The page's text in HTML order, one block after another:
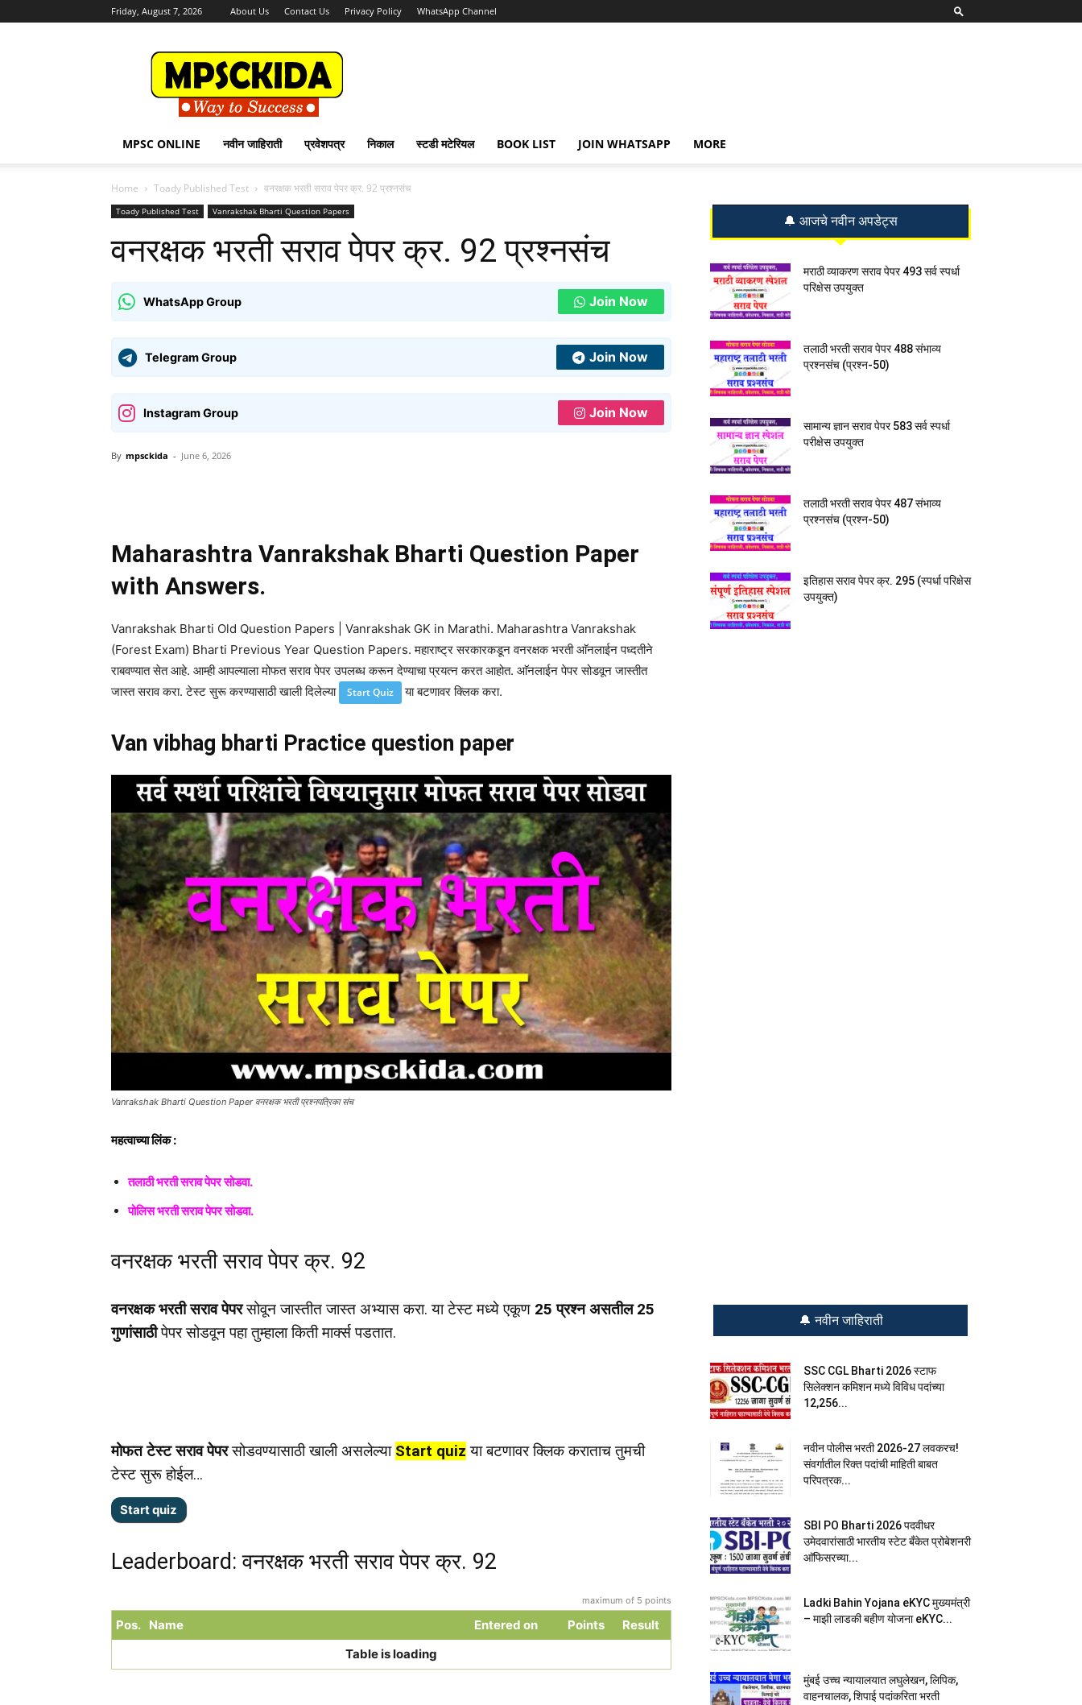
Friday, August 7, 2026 About Us Contact Us Privacy Policy WhatsApp Channel
MPSCKida.com
सर्व
नवीन
जाहिराती
Letest
Jobs
MPSC ONLINE नवीन जाहिराती प्रवेशपत्र निकाल स्टडी मटेरियल BOOK LIST JOIN WHATSAPP MORE
Home Toady Published Test वनरक्षक भरती सराव पेपर क्र. 92 प्रश्नसंच
Toady Published Test Vanrakshak Bharti Question Papers
वनरक्षक भरती सराव पेपर क्र. 92 प्रश्नसंच
WhatsApp Group Join Now
Telegram Group Join Now
Instagram Group Join Now
By mpsckida - June 6, 2026
Maharashtra Vanrakshak Bharti Question Paper
with Answers.
Vanrakshak Bharti Old Question Papers | Vanrakshak GK in Marathi. Maharashtra Vanrakshak
(Forest Exam) Bharti Previous Year Question Papers. महाराष्ट्र सरकारकडून वनरक्षक भरती आ‍ॅनलाईन पध्दतीने
राबवण्यात सेत आहे. आम्ही आपल्याला मोफत सराव पेपर उपलब्ध करून देण्याचा प्रयत्न करत आहोत. आ‍ॅनलाईन पेपर सोडवून जास्तीत
जास्त सराव करा. टेस्ट सुरू करण्यासाठी खाली दिलेल्या
Start Quiz या बटणावर क्लिक करा.
Van vibhag bharti Practice question paper
Vanrakshak Bharti Question Paper वनरक्षक भरती प्रश्नपत्रिका संच
महत्वाच्या लिंक :
तलाठी भरती सराव पेपर सोडवा.
पोलिस भरती सराव पेपर सोडवा.
वनरक्षक भरती सराव पेपर क्र. 92
वनरक्षक भरती सराव पेपरसोवून जास्तीत जास्त अभ्यास करा. या टेस्ट मध्ये एकूण 25 प्रश्न असतील 25
गुणांसाठीपेपर सोडवून पहा तुम्हाला किती मार्क्स पडतात.
मोफत टेस्ट सराव पेपरसोडवण्यासाठी खाली असलेल्या Start quiz या बटणावर क्लिक कराताच तुमची
टेस्ट सुरू होईल…
Leaderboard: वनरक्षक भरती सराव पेपर क्र. 92
maximum of 5 points
Pos. Name Entered on Points
Result
Table is loading
🔔 आजचे नवीन अपडेट्स
मराठी व्याकरण सराव पेपर 493 सर्व स्पर्धा
परिक्षेस उपयुक्त
तलाठी भरती सराव पेपर 488 संभाव्य
प्रश्नसंच (प्रश्न-50)
सामान्य ज्ञान सराव पेपर 583 सर्व स्पर्धा
परीक्षेस उपयुक्त
तलाठी भरती सराव पेपर 487 संभाव्य
प्रश्नसंच (प्रश्न-50)
इतिहास सराव पेपर क्र. 295 (स्पर्धा परिक्षेस
उपयुक्त)
🔔 नवीन जाहिराती
SSC CGL Bharti 2026 स्टाफ
सिलेक्शन कमिशन मध्ये विविध पदांच्या
12,256...
नवीन पोलीस भरती 2026-27 लवकरच!
संवर्गातील रिक्त पदांची माहिती बाबत
परिपत्रक...
SBI PO Bharti 2026 पदवीधर
उमेदवारांसाठी भारतीय स्टेट बँकेत प्रोबेशनरी
आ‍ॅफिसरच्या...
Ladki Bahin Yojana eKYC मुख्यमंत्री
– माझी लाडकी बहीण योजना eKYC...
मुंबई उच्च न्यायालयात लघुलेखन, लिपिक,
वाहनचालक, शिपाई पदांकरिता भरती